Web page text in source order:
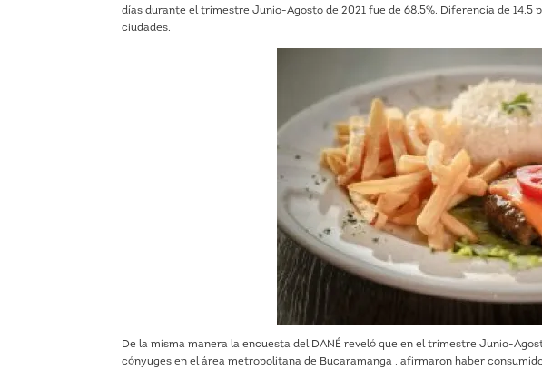
días durante el trimestre Junio-Agosto de 2021 fue de 68.5%. Diferencia de
ciudades.
De la misma manera la encuesta del DANÉ reveló que en el trimestre Junio-
cónyuges en el área metropolitana de Bucaramanga , afirmaron haber